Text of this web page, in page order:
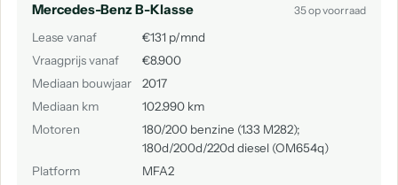
Mercedes-Benz B-Klasse 35 op voorraad
Lease vanaf
€131 p/mnd
Vraagprijs vanaf
€8.900
Mediaan bouwjaar
2017
Mediaan km
102.990 km
Motoren
180/200 benzine (1.33 M282);
180d/200d/220d diesel (OM654q)
Platform
MFA2